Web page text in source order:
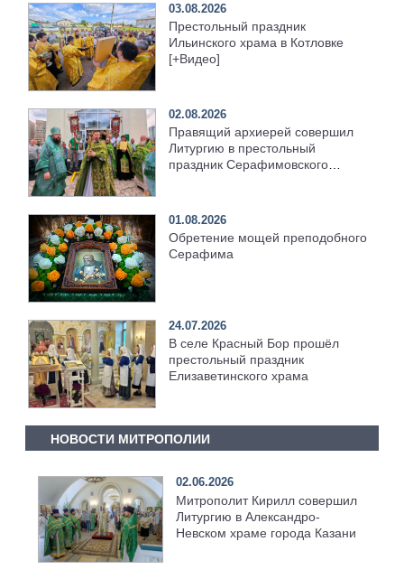
03.08.2026
Престольный праздник
Ильинского храма в Котловке
[+Видео]
02.08.2026
Правящий архиерей совершил
Литургию в престольный
праздник Серафимовского
01.08.2026
Обретение мощей преподобного
Серафима
24.07.2026
В селе Красный Бор прошёл
престольный праздник
Елизаветинского храма
НОВОСТИ МИТРОПОЛИИ
02.06.2026
Митрополит Кирилл совершил
Литургию в Александро-
Невском храме города Казани